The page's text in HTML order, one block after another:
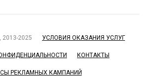
2013-2025 УСЛОВИЯ ОКАЗАНИЯ УСЛУГ
КОНТАКТЫ
РЕКЛАМНЫХ КАМПАНИЙ